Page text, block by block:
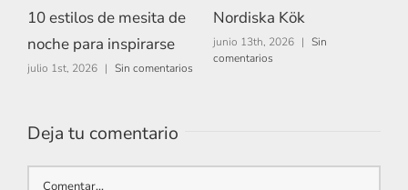
10 estilos de mesita de
noche para inspirarse
julio 1st, 2026 | Sin comentarios
Nordiska Kök
junio 13th, 2026 | Sin
comentarios
Deja tu comentario
Comentar